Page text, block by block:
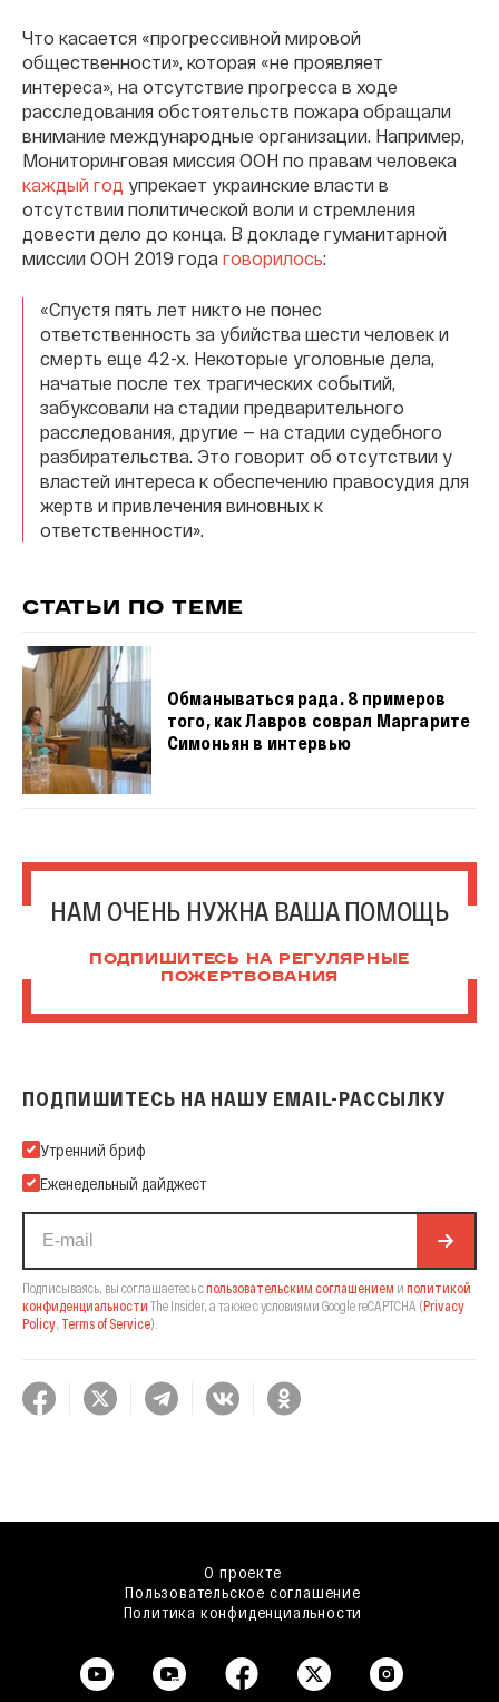
Что касается «прогрессивной мировой
общественности», которая «не проявляет
интереса», на отсутствие прогресса в ходе
расследования обстоятельств пожара обращали
внимание международные организации. Например,
Мониторинговая миссия ООН по правам человека
каждый год упрекает украинские власти в
отсутствии политической воли и стремления
довести дело до конца. В докладе гуманитарной
миссии ООН 2019 года говорилось:
«Спустя пять лет никто не понес
ответственность за убийства шести человек и
смерть еще 42-х. Некоторые уголовные дела,
начатые после тех трагических событий,
забуксовали на стадии предварительного
расследования, другие — на стадии судебного
разбирательства. Это говорит об отсутствии у
властей интереса к обеспечению правосудия для
жертв и привлечения виновных к
ответственности».
СТАТЬИ ПО ТЕМЕ
Обманываться рада. 8 примеров
того, как Лавров соврал Маргарите
Симоньян в интервью
НАМ ОЧЕНЬ НУЖНА ВАША ПОМОЩЬ
ПОДПИШИТЕСЬ НА РЕГУЛЯРНЫЕ
ПОЖЕРТВОВАНИЯ
ПОДПИШИТЕСЬ НА НАШУ EMAIL-РАССЫЛКУ
Подпишитесь на нашу Email-рассылку
Утренний бриф
Еженедельный дайджест
Подписываясь, вы соглашаетесь спользовательским соглашением и политикой
конфиденциальности The Insider, а также с условиями Google reCAPTCHA (Privacy
Policy, Terms of Service).
О проекте
Пользовательское соглашение
Политика конфиденциальности